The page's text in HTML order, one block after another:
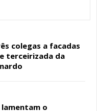
colegas a facadas
terceirizada da
lamentam o